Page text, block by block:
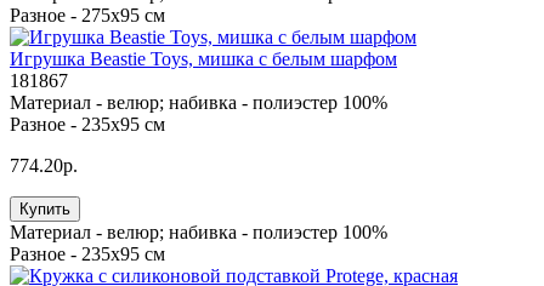
Разное - 275х95 см
Игрушка Beastie Toys, мишка с белым шарфом
181867
Материал - велюр; набивка - полиэстер 100%
Разное - 235х95 см
774.20р.
Купить
Материал - велюр; набивка - полиэстер 100%
Разное - 235х95 см